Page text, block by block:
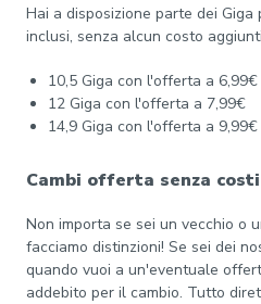
Hai a disposizione parte dei
inclusi, senza alcun costo
10,5 Giga con l'offerta a
12 Giga con l'offerta a 7,99€
14,9 Giga con l'offerta a 9,99€
Cambi offerta senza
Non importa se sei un vecchio o
facciamo distinzioni! Se sei dei
quando vuoi a un'eventuale
addebito per il cambio. Tutto